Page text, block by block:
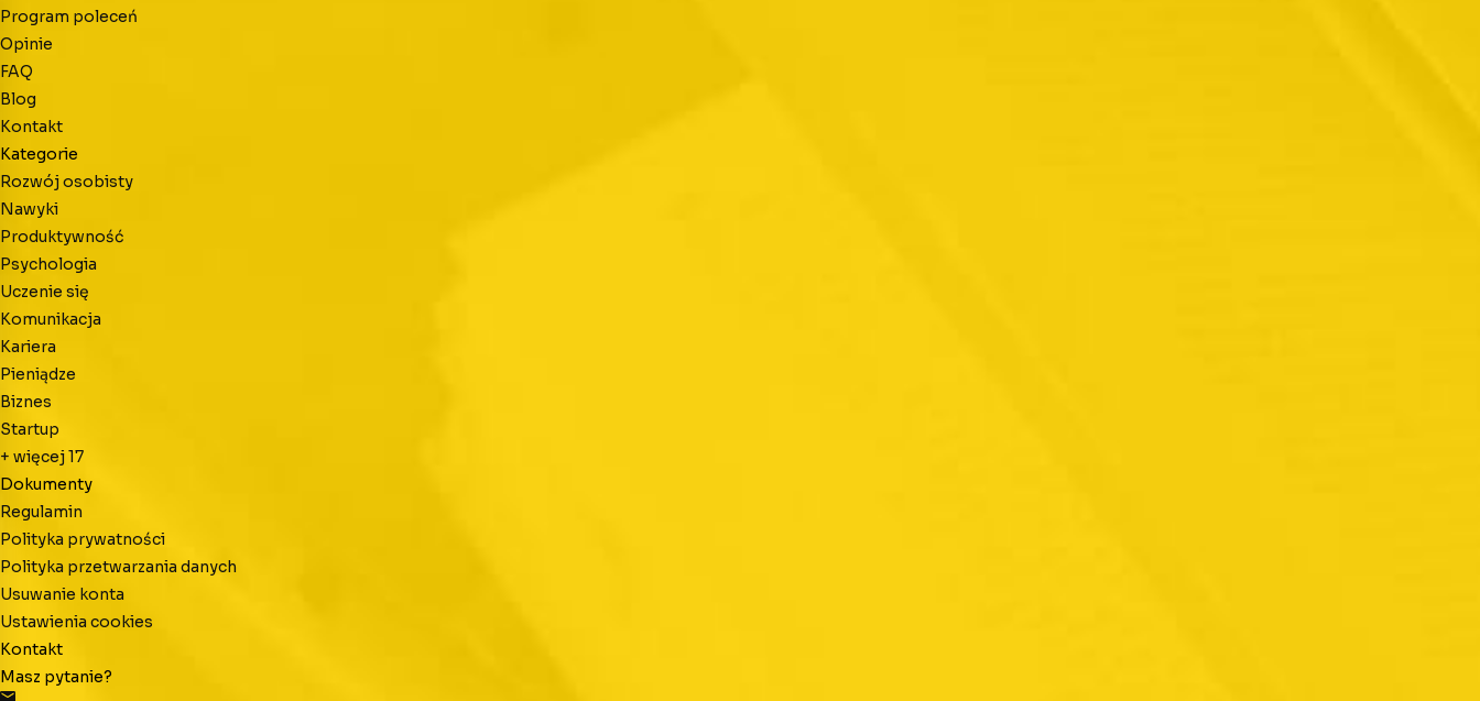
Program poleceń
Opinie
FAQ
Blog
Kontakt
Kategorie
Rozwój osobisty
Nawyki
Produktywność
Psychologia
Uczenie się
Komunikacja
Kariera
Pieniądze
Biznes
Startup
+ więcej17
Dokumenty
Regulamin
Polityka prywatności
Polityka przetwarzania danych
Usuwanie konta
Ustawienia cookies
Kontakt
Masz pytanie?